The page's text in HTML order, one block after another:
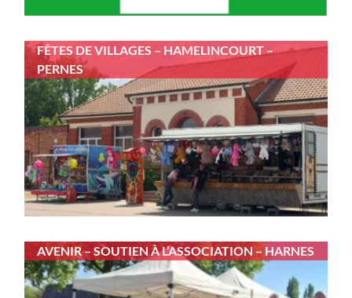
FÊTES DE VILLAGES – HAMELINCOURT –
PERNES
AVENIR – SOUTIEN À L’ASSOCIATION – HARNES